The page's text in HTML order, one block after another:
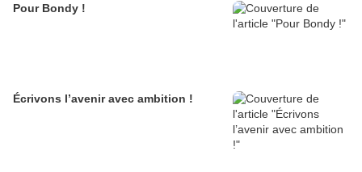
Pour Bondy !
Écrivons l’avenir avec ambition !